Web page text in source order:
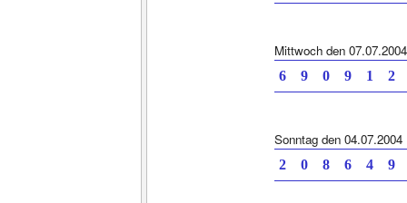
Mittwoch den 07.07.2004
6 9 0 9 1
Sonntag den 04.07.2004
2 0 8 6 4